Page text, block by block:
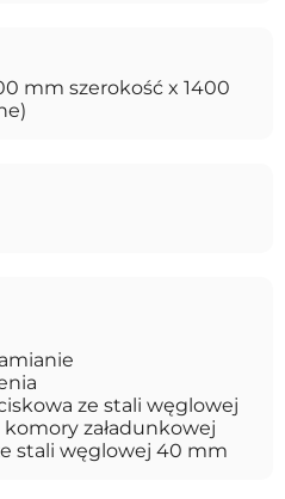
mm szerokość x 1400
ze stali węglowej
załadunkowej
stali węglowej 40 mm